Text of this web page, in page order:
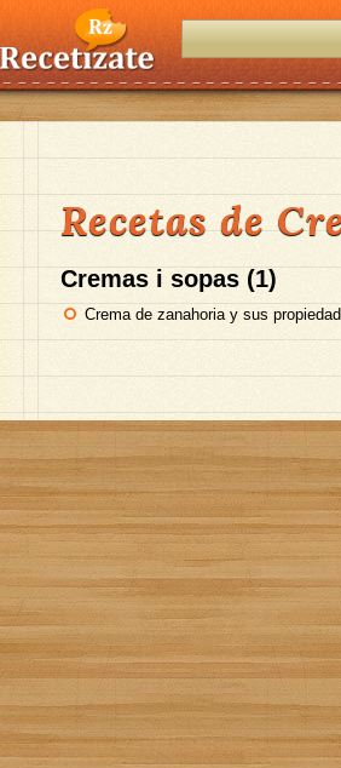
Recetas de
Cremas i sopas (1)
Crema de zanahoria y sus